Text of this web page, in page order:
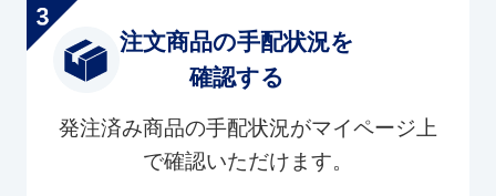
注文商品の手配状況を
確認する
発注済み商品の手配状況がマイページ上
で確認いただけます。